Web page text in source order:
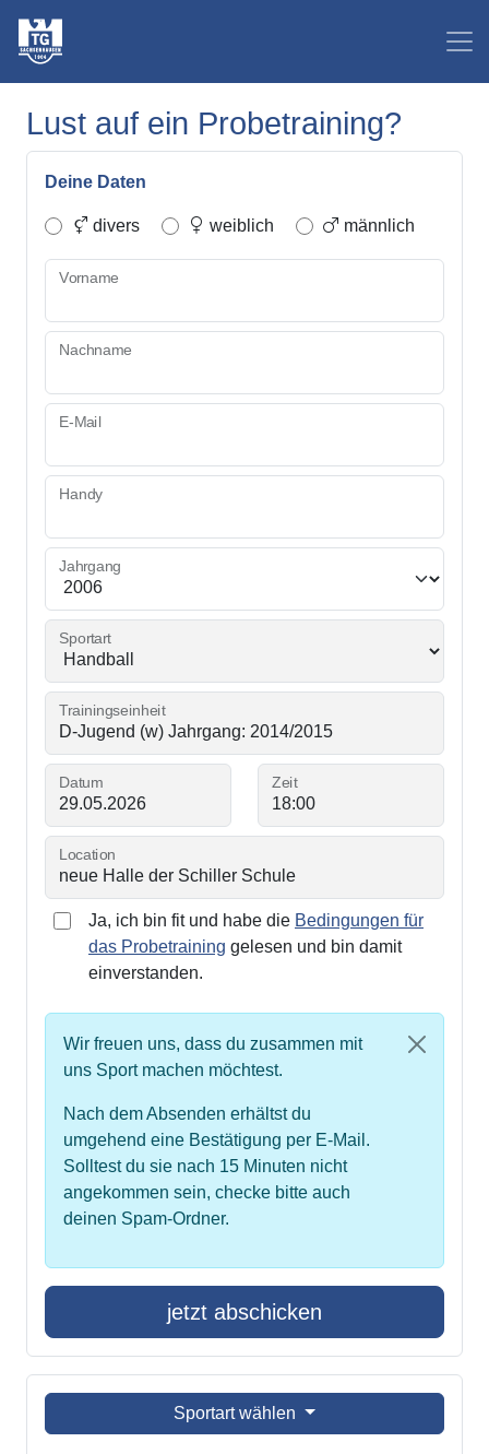
Lust auf ein Probetraining?
Deine Daten
divers weiblich männlich
Vorname
Nachname
E-Mail
Handy
Jahrgang
Sportart
Trainingseinheit
Datum Zeit
Location
Ja, ich bin fit und habe die Bedingungen für
das Probetraining gelesen und bin damit
einverstanden.
Wir freuen uns, dass du zusammen mit
uns Sport machen möchtest.
Nach dem Absenden erhältst du
umgehend eine Bestätigung per E-Mail.
Solltest du sie nach 15 Minuten nicht
angekommen sein, checke bitte auch
deinen Spam-Ordner.
jetzt abschicken
Sportart wählen